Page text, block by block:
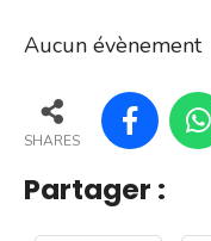
Aucun évènement
SHARES
Partager :